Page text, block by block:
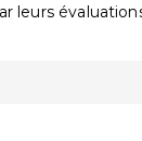
leurs